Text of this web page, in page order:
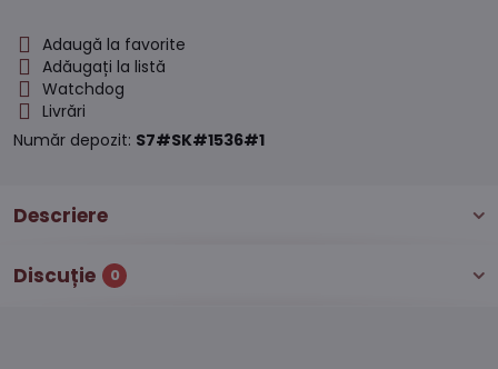
Adaugă la favorite
Adăugați la listă
Watchdog
Livrări
Număr depozit: S7#SK#1536#1
Descriere
Discuție 0